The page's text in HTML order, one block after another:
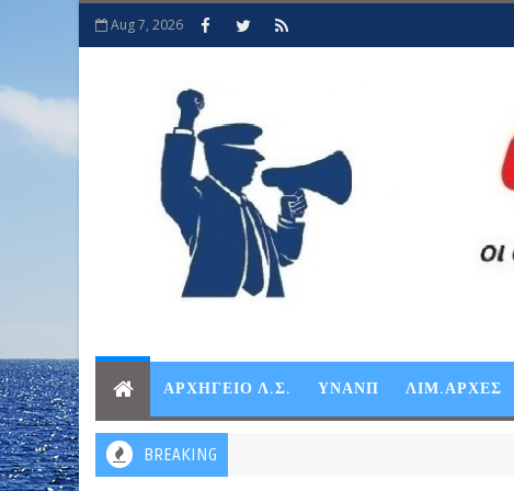
Aug 7, 2026
ΑΡΧΗΓΕΙΟ Λ.Σ. ΥΝΑΝΠ ΛΙΜ.ΑΡΧΕΣ
BREAKING